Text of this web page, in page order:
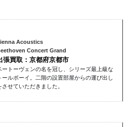
Acoustics
Concert Grand
張買取：京都府京都市
ートーヴェンの名を冠し、シリーズ最上級な
ールボーイ。二階の設置部屋からの運び出し
させていただきました。